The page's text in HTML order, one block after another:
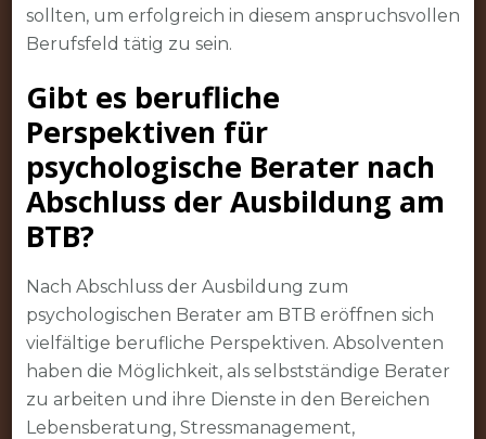
sollten, um erfolgreich in diesem anspruchsvollen
Berufsfeld tätig zu sein.
Gibt es berufliche
Perspektiven für
psychologische Berater nach
Abschluss der Ausbildung am
BTB?
Nach Abschluss der Ausbildung zum
psychologischen Berater am BTB eröffnen sich
vielfältige berufliche Perspektiven. Absolventen
haben die Möglichkeit, als selbstständige Berater
zu arbeiten und ihre Dienste in den Bereichen
Lebensberatung, Stressmanagement,